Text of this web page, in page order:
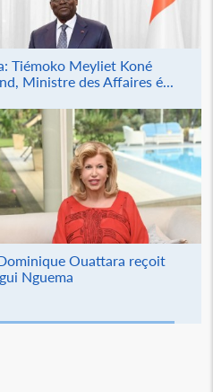
Tiémoko Meyliet Koné
Ministre des Affaires é...
Ouattara reçoit
Nguema